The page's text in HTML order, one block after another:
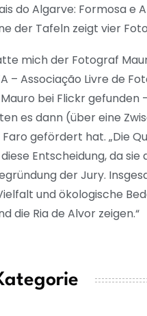
do Algarve: Formosa
der Tafeln zeigt vier
mich der Fotograf
– Associação Livre de
bei Flickr
es dann (über eine
gefördert hat. „Die
Entscheidung, da
der Jury.
und ökologische
die Ria de Alvor zeigen.“